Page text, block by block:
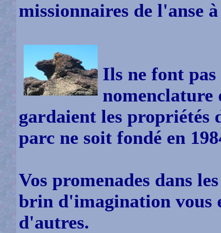
missionnaires de l'anse
Ils ne font
nomenclature
gardaient les propriétés
parc ne soit fondé en
Vos promenades dans
brin d'imagination vous
d'autres.